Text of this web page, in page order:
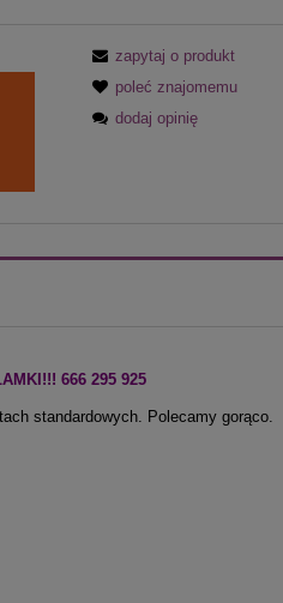
zapytaj o produkt
poleć znajomemu
dodaj opinię
666 295 925
standardowych. Polecamy gorąco.